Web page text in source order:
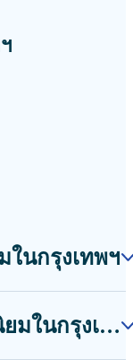
นกรุงเทพฯ
บ้านให้เช่าใกล้สถานที่ยอดนิยมในกรุงเทพฯ